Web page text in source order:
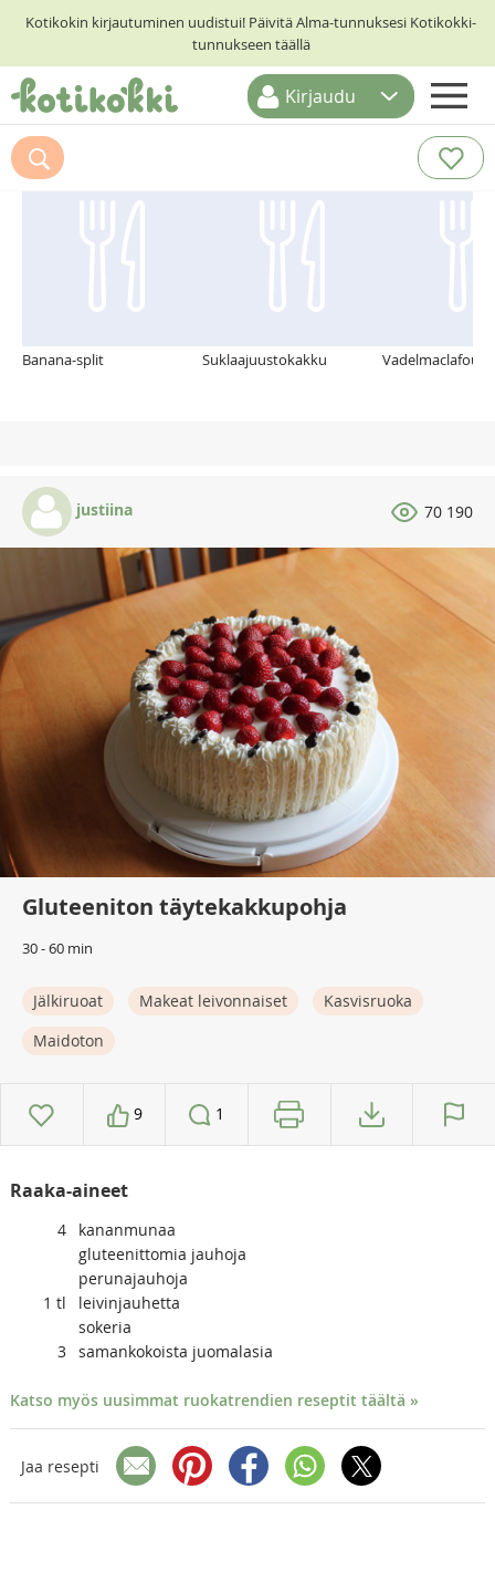
Kotikokin kirjautuminen uudistui! Päivitä Alma-tunnuksesi Kotikokki-
tunnukseen täällä
ETUSIVU
RESEPTIHAKU
Kirjaudu
Suosittelemme myös
Banana-split Suklaajuustokakku Vadelmaclafoutis
justiina 70 190
Gluteeniton täytekakkupohja
30 - 60 min
Jälkiruoat Makeat leivonnaiset
Kasvisruoka
Maidoton
9 1
Raaka-aineet
4
kananmunaa
gluteenittomia jauhoja
perunajauhoja
1 tl
leivinjauhetta
sokeria
3 samankokoista juomalasia
Katso myös uusimmat ruokatrendien reseptit täältä »
Jaa resepti